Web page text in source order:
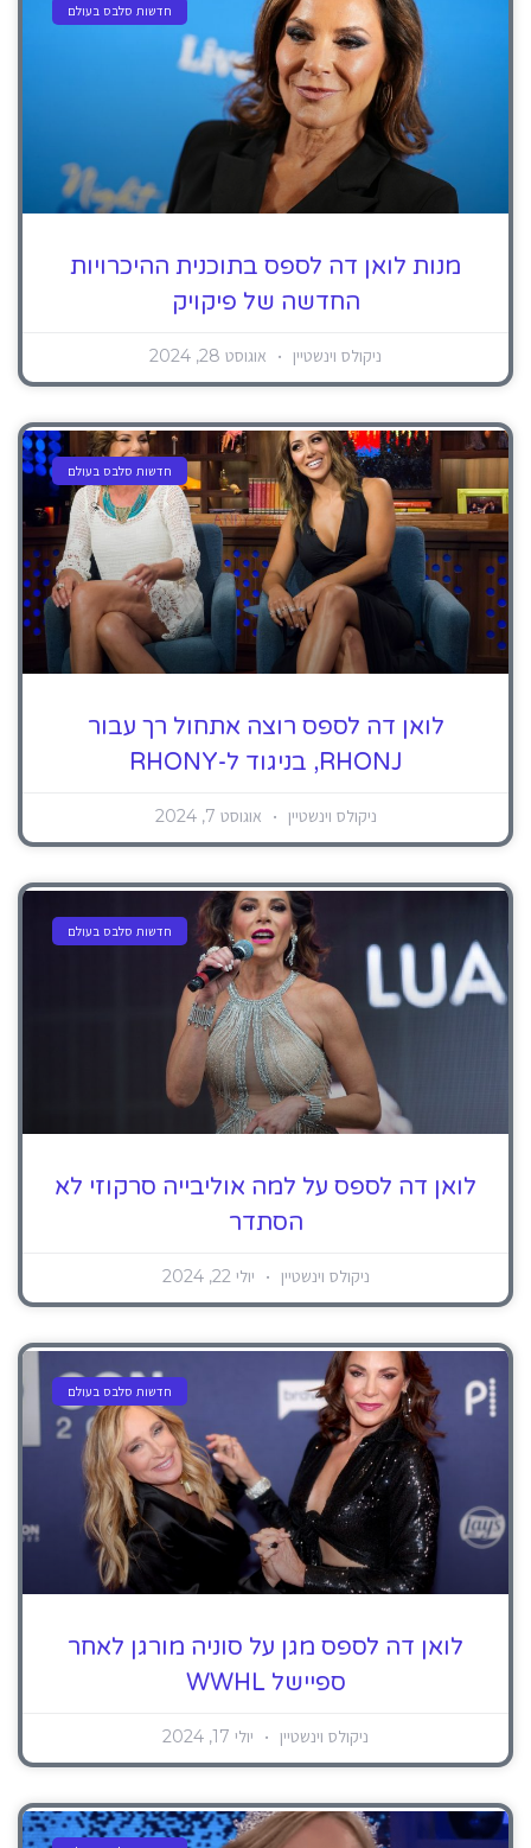
חדשות סלבס בעולם
מנות לואן דה לספס בתוכנית ההיכרויות
החדשה של פיקויק
ניקולס וינשטיין אוגוסט 28, 2024
חדשות סלבס בעולם
לואן דה לספס רוצה אתחול רך עבור
RHONJ, בניגוד ל-RHONY
ניקולס וינשטיין אוגוסט 7, 2024
חדשות סלבס בעולם
לואן דה לספס על למה אוליבייה סרקוזי לא
הסתדר
ניקולס וינשטיין יולי 22, 2024
חדשות סלבס בעולם
לואן דה לספס מגן על סוניה מורגן לאחר
ספיישל WWHL
ניקולס וינשטיין יולי 17, 2024